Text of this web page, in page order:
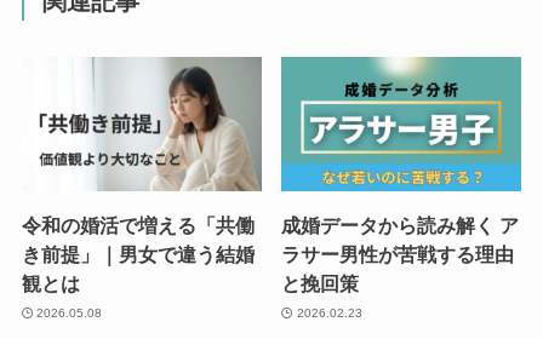
令和の婚活で増える「共働
き前提」｜男女で違う結婚
観とは
2026.05.08
成婚データから読み解く ア
ラサー男性が苦戦する理由
と挽回策
2026.02.23